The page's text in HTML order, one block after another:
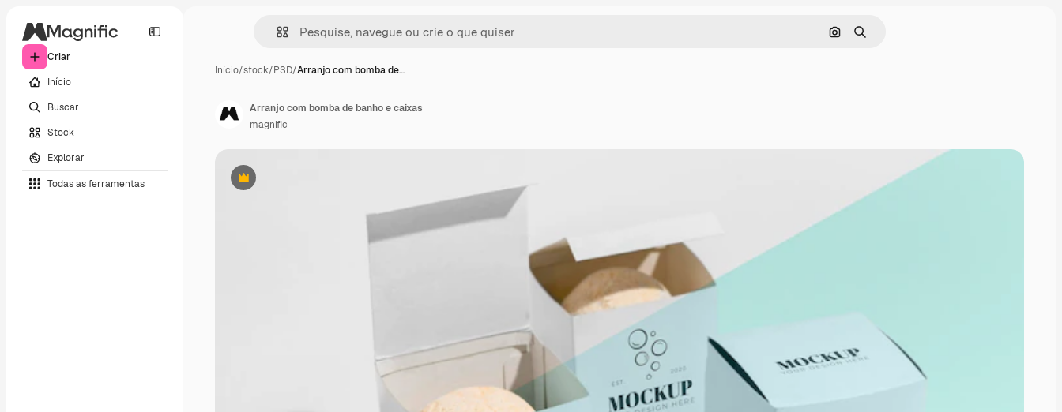
Criar
Início
Buscar
Stock
Explorar
Todas as ferramentas
Pesquisar por imagem
Buscar
Início/stock/PSD/Arranjo com bomba de…
Premium
Arranjo com bomba de banho e caixas
magnific